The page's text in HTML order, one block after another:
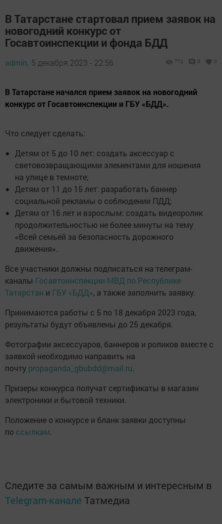
В Татарстане стартовал прием заявок на
новогодний конкурс от
Госавтоинспекции и фонда БДД
admin, 5 декабря 2023 - 22:56 772 0 0
В Татарстане начался прием заявок на новогодний
конкурс от Госавтоинспекции и ГБУ «БДД».
Что следует сделать:
Детям от 5 до 10 лет: создать аксессуар с
световозвращающими элементами для ношения
на улице в темноте;
Детям от 11 до 15 лет: разработать баннер
социальной рекламы о соблюдении ПДД;
Детям от 16 лет и взрослым: создать видеоролик
продолжительностью не более минуты на тему
«Всей семьей за безопасность дорожного
движения».
Все участники должны подписаться на телеграм-
каналы Госавтоинспекции МВД по Республике
Татарстан и ГБУ «БДД», а также заполнить заявку.
Принимаются работы с 5 по 18 декабря 2023 года,
результаты будут объявлены до 25 декабря.
Фотографии аксессуаров, баннеров и роликов вместе с
заявкой необходимо направить на
почту propaganda_gbubdd@mail.ru.
Призеры конкурса получат сертификаты в магазин
электроники и бытовой техники.
Положение о конкурсе и бланк заявки доступны
по ссылкам.
Следите за самым важным и интересным в
Telegram-канале Татмедиа